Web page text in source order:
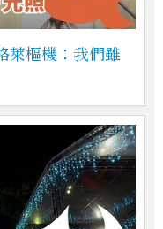
萊樞機：我們雖